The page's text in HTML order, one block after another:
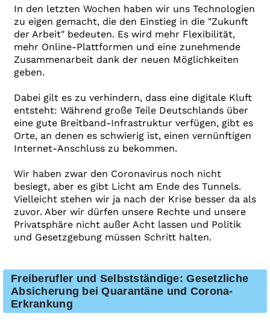
In den letzten Wochen haben wir uns Technologien
zu eigen gemacht, die den Einstieg in die "Zukunft
der Arbeit" bedeuten. Es wird mehr Flexibilität,
mehr Online-Plattformen und eine zunehmende
Zusammenarbeit dank der neuen Möglichkeiten
geben.
Dabei gilt es zu verhindern, dass eine digitale Kluft
entsteht: Während große Teile Deutschlands über
eine gute Breitband-Infrastruktur verfügen, gibt es
Orte, an denen es schwierig ist, einen vernünftigen
Internet-Anschluss zu bekommen.
Wir haben zwar den Coronavirus noch nicht
besiegt, aber es gibt Licht am Ende des Tunnels.
Vielleicht stehen wir ja nach der Krise besser da als
zuvor. Aber wir dürfen unsere Rechte und unsere
Privatsphäre nicht außer Acht lassen und Politik
und Gesetzgebung müssen Schritt halten.
Freiberufler und Selbstständige: Gesetzliche
Absicherung bei Quarantäne und Corona-
Erkrankung